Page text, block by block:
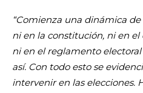
“Comienza una dinámica
ni en la constitución, ni en
ni en el reglamento
así. Con todo esto se
intervenir en las elecciones.